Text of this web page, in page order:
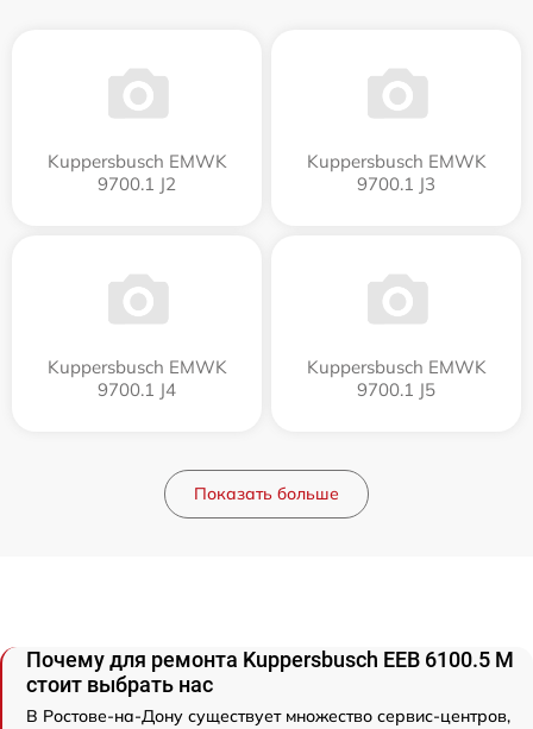
Kuppersbusch EMWK
9700.1 J2
Kuppersbusch EMWK
9700.1 J3
Kuppersbusch EMWK
9700.1 J4
Kuppersbusch EMWK
9700.1 J5
Показать больше
Почему для ремонта Kuppersbusch EEB 6100.5 M
стоит выбрать нас
В Ростове-на-Дону существует множество сервис-центров,